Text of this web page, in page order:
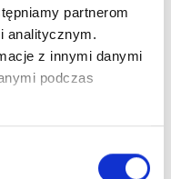
partnerom
analitycznym.
z innymi danymi
podczas